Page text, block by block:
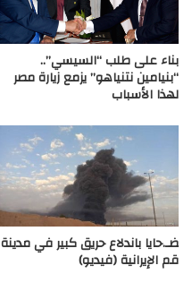
بناء على طلب “السيسي”..
“بنيامين نتنياهو” يزمع زيارة مصر
لهذا الأسباب
ضـ.حايا باندلاع حريق كبير في مدينة
قم الإيرانية (فيديو)